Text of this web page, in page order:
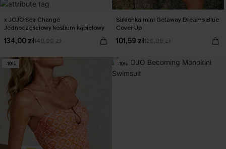
x JOJO Sea Change
Jednoczęściowy kostium kąpielowy
134,00 zł149,00 zł
Sukienka mini Getaway Dreams Blue
Cover-Up
101,59 zł126,99 zł
-10% -10%